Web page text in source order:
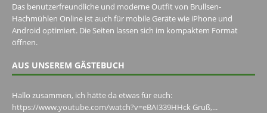
Das benutzerfreundliche und moderne Outfit von Brullsen-
Hachmühlen Online ist auch für mobile Geräte wie iPhone und
Android optimiert. Die Seiten lassen sich im kompaktem Format
öffnen.
AUS UNSEREM GÄSTEBUCH
Hallo zusammen, ich hätte da etwas für euch:
https://www.youtube.com/watch?v=eBAI339HHck Gruß,...